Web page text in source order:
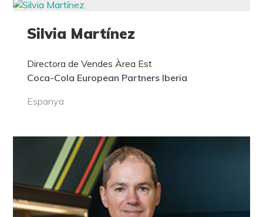
Silvia Martínez
Directora de Vendes Àrea Est
Coca-Cola European Partners Iberia
Espanya